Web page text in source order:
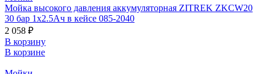
Мойка высокого давления аккумуляторная ZITREK ZKCW20
30 бар 1x2.5Ач в кейсе 085-2040
2 058 ₽
В корзину
В корзине